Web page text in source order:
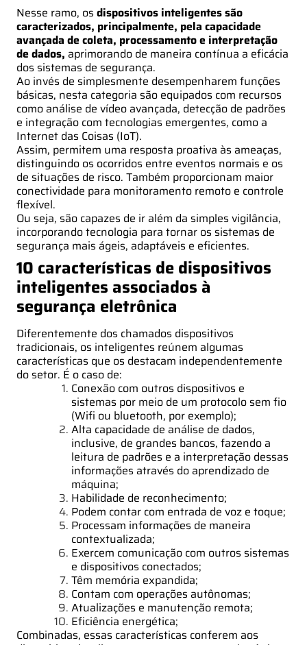
Nesse ramo, os dispositivos inteligentes são
caracterizados, principalmente, pela capacidade
avançada de coleta, processamento e interpretação
de dados, aprimorando de maneira contínua a eficácia
dos sistemas de segurança.
Ao invés de simplesmente desempenharem funções
básicas, nesta categoria são equipados com recursos
como análise de vídeo avançada, detecção de padrões
e integração com tecnologias emergentes, como a
Internet das Coisas (IoT).
Assim, permitem uma resposta proativa às ameaças,
distinguindo os ocorridos entre eventos normais e os
de situações de risco. Também proporcionam maior
conectividade para monitoramento remoto e controle
flexível.
Ou seja, são capazes de ir além da simples vigilância,
incorporando tecnologia para tornar os sistemas de
segurança mais ágeis, adaptáveis e eficientes.
10 características de dispositivos
inteligentes associados à
segurança eletrônica
Diferentemente dos chamados dispositivos
tradicionais, os inteligentes reúnem algumas
características que os destacam independentemente
do setor. É o caso de:
Conexão com outros dispositivos e
sistemas por meio de um protocolo sem fio
(Wifi ou bluetooth, por exemplo);
Alta capacidade de análise de dados,
inclusive, de grandes bancos, fazendo a
leitura de padrões e a interpretação dessas
informações através do aprendizado de
máquina;
Habilidade de reconhecimento;
Podem contar com entrada de voz e toque;
Processam informações de maneira
contextualizada;
Exercem comunicação com outros sistemas
e dispositivos conectados;
Têm memória expandida;
Contam com operações autônomas;
Atualizações e manutenção remota;
Eficiência energética;
Combinadas, essas características conferem aos